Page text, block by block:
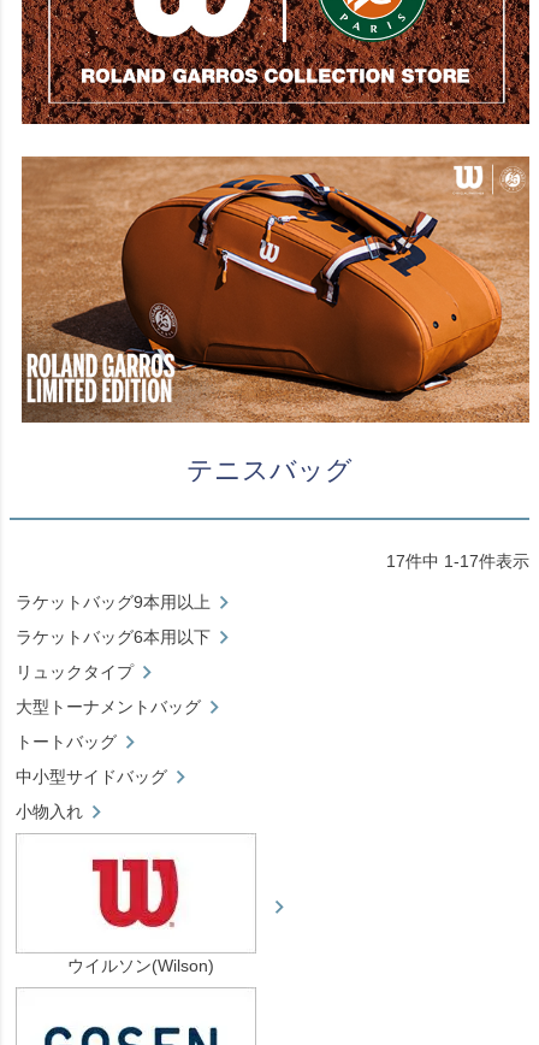
テニスバッグ
17件中 1-17件表示
ラケットバッグ9本用以上
ラケットバッグ6本用以下
リュックタイプ
大型トーナメントバッグ
トートバッグ
中小型サイドバッグ
小物入れ
ウイルソン(Wilson)